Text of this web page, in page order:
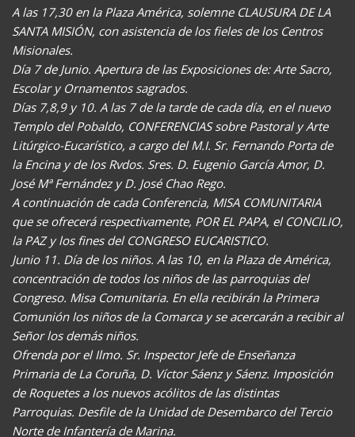
A las 17,30 en la Plaza América, solemne CLAUSURA DE LA
SANTA MISIÓN, con asistencia de los fieles de los Centros
Misionales.
Día 7 de Junio. Apertura de las Exposiciones de: Arte Sacro,
Escolar y Ornamentos sagrados.
Días 7,8,9 y 10. A las 7 de la tarde de cada día, en el nuevo
Templo del Pobaldo, CONFERENCIAS sobre Pastoral y Arte
Litúrgico-Eucarístico, a cargo del M.I. Sr. Fernando Porta de
la Encina y de los Rvdos. Sres. D. Eugenio García Amor, D.
José Mª Fernández y D. José Chao Rego.
A continuación de cada Conferencia, MISA COMUNITARIA
que se ofrecerá respectivamente, POR EL PAPA, el CONCILIO,
la PAZ y los fines del CONGRESO EUCARISTICO.
Junio 11. Día de los niños. A las 10, en la Plaza de América,
concentración de todos los niños de las parroquias del
Congreso. Misa Comunitaria. En ella recibirán la Primera
Comunión los niños de la Comarca y se acercarán a recibir al
Señor los demás niños.
Ofrenda por el Ilmo. Sr. Inspector Jefe de Enseñanza
Primaria de La Coruña, D. Víctor Sáenz y Sáenz. Imposición
de Roquetes a los nuevos acólitos de las distintas
Parroquias. Desfile de la Unidad de Desembarco del Tercio
Norte de Infantería de Marina.